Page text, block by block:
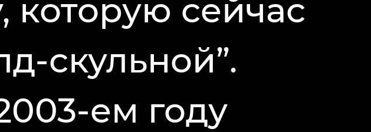
которую сейчас
скульной”.
ем году